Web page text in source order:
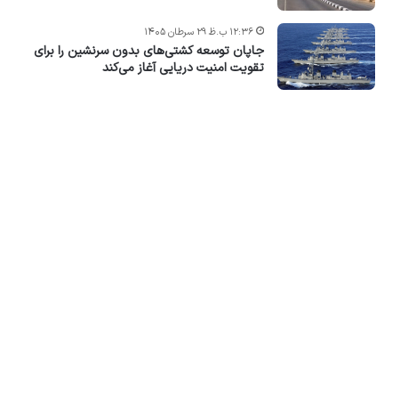
جاپان توسعه کشتی‌های بدون سرنشین را برای
تقویت امنیت دریایی آغاز می‌کند
۱۲:۳۶ ب.ظ ۲۹ سرطان ۱۴۰۵